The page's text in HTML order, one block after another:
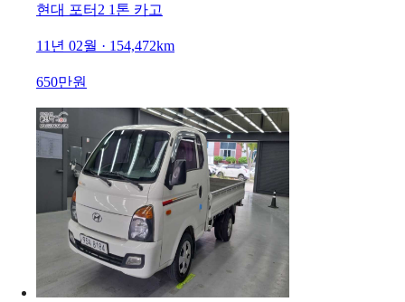
현대 포터2 1톤 카고
11년 02월 · 154,472km
650만원